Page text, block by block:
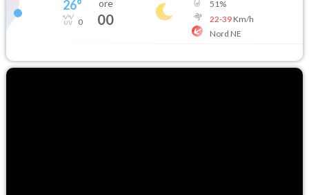
26°
0
ore
00
51%
22-39Km/h
Nord NE